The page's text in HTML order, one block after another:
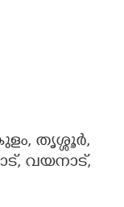
തൃശ്ശൂർ,
വയനാട്,